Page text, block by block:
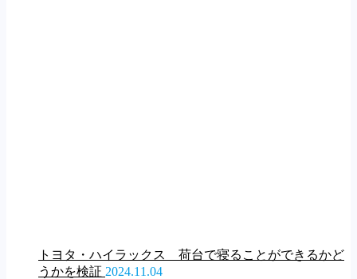
トヨタ・ハイラックス 荷台で寝ることができるかど
うかを検証 2024.11.04